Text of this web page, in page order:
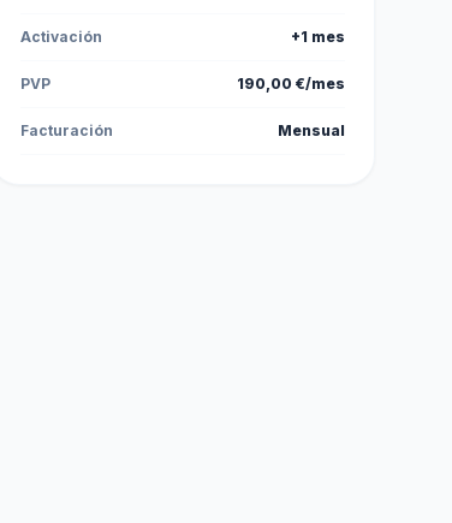
Activación +1 mes
PVP 190,00 €/mes
Facturación Mensual